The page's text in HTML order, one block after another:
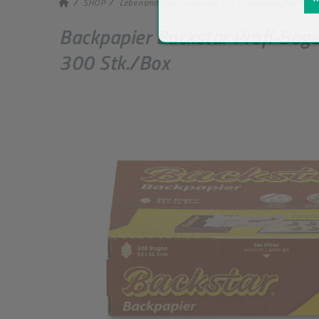
Backpapier Backstar Profi-
300 Stk./Box